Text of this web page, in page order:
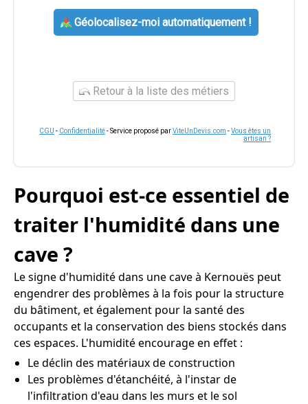
Géolocalisez-moi automatiquement !
Retour à la liste des métiers
CGU - Confidentialité- Service proposé parViteUnDevis.com -Vous êtes un
artisan ?
Pourquoi est-ce essentiel de
traiter l'humidité dans une
cave ?
Le signe d'humidité dans une cave à Kernouës peut
engendrer des problèmes à la fois pour la structure
du bâtiment, et également pour la santé des
occupants et la conservation des biens stockés dans
ces espaces. L'humidité encourage en effet :
Le déclin des matériaux de construction
Les problèmes d'étanchéité, à l'instar de
l'infiltration d'eau dans les murs et le sol